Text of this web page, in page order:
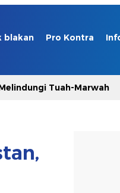
blakan Pro Kontra
Tuah-Marwah